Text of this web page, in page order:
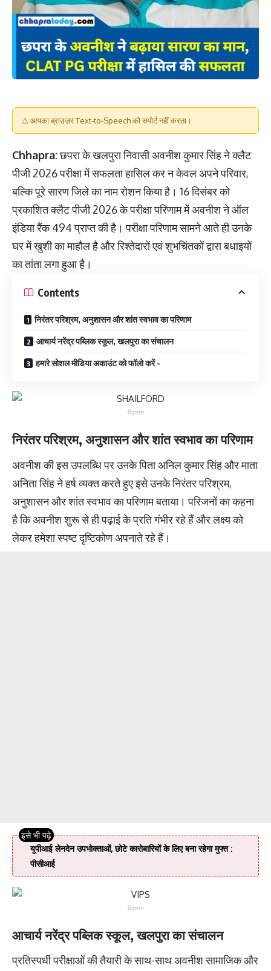
⚠️ आपका ब्राउज़र Text-to-Speech को सपोर्ट नहीं करता।
Chhapra:छपरा के खलपुरा निवासी अवनीश कुमार सिंह ने क्लैट
पीजी 2026 परीक्षा में सफलता हासिल कर न केवल अपने परिवार,
बल्कि पूरे सारण जिले का नाम रोशन किया है। 16 दिसंबर को
प्रकाशित क्लैट पीजी 2026 के परीक्षा परिणाम में अवनीश ने ऑल
इंडिया रैंक 494 प्राप्त की है। परीक्षा परिणाम सामने आते ही उनके
घर में खुशी का माहौल है और रिश्तेदारों एवं शुभचिंतकों द्वारा बधाइयों
का तांता लगा हुआ है।
Contents
निरंतर परिश्रम, अनुशासन और शांत स्वभाव का परिणाम
आचार्य नरेंद्र पब्लिक स्कूल, खलपुरा का संचालन
हमारे सोशल मीडिया अकाउंट को फॉलो करें -
विज्ञापन
निरंतर परिश्रम, अनुशासन और शांत स्वभाव का परिणाम
अवनीश की इस उपलब्धि पर उनके पिता अनिल कुमार सिंह और माता
अनिता सिंह ने हर्ष व्यक्त करते हुए इसे उनके निरंतर परिश्रम,
अनुशासन और शांत स्वभाव का परिणाम बताया। परिजनों का कहना
है कि अवनीश शुरू से ही पढ़ाई के प्रति गंभीर रहे हैं और लक्ष्य को
लेकर हमेशा स्पष्ट दृष्टिकोण अपनाते रहे हैं।
यूपीआई लेनदेन उपभोक्ताओं, छोटे कारोबारियों के लिए बना रहेगा मुफ्त :
पीसीआई
विज्ञापन
आचार्य नरेंद्र पब्लिक स्कूल, खलपुरा का संचालन
प्रतिस्पर्धी परीक्षाओं की तैयारी के साथ-साथ अवनीश सामाजिक और